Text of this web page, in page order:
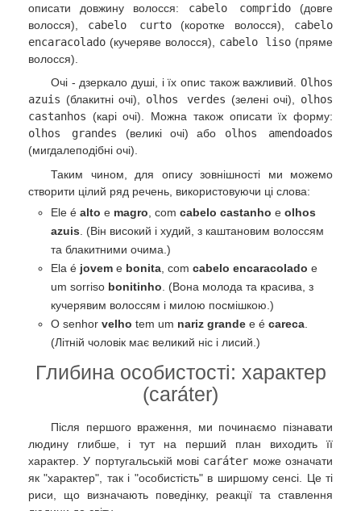
описати довжину волосся: cabelo comprido(довге
волосся), cabelo curto(коротке волосся), cabelo
encaracolado (кучеряве волосся), cabelo liso (пряме
волосся).
Очі - дзеркало душі, і їх опис також важливий. Olhos
azuis (блакитні очі), olhos verdes (зелені очі), olhos
castanhos (карі очі). Можна також описати їх форму:
olhos grandes (великі очі) або olhos amendoados
(мигдалеподібні очі).
Таким чином, для опису зовнішності ми можемо
створити цілий ряд речень, використовуючи ці слова:
Ele é alto e magro , com cabelo castanho e olhos
azuis . (Він високий і худий, з каштановим волоссям
та блакитними очима.)
Ela é jovem e bonita , com cabelo encaracolado e
um sorriso bonitinho . (Вона молода та красива, з
кучерявим волоссям і милою посмішкою.)
O senhor velho tem um nariz grande e é careca
(Літній чоловік має великий ніс і лисий.)
Глибина особистості: характер
(caráter)
Після першого враження, ми починаємо пізнавати
людину глибше, і тут на перший план виходить її
характер. У португальській мові caráter може означати
як "характер", так і "особистість" в ширшому сенсі. Це ті
риси, що визначають поведінку, реакції та ставлення